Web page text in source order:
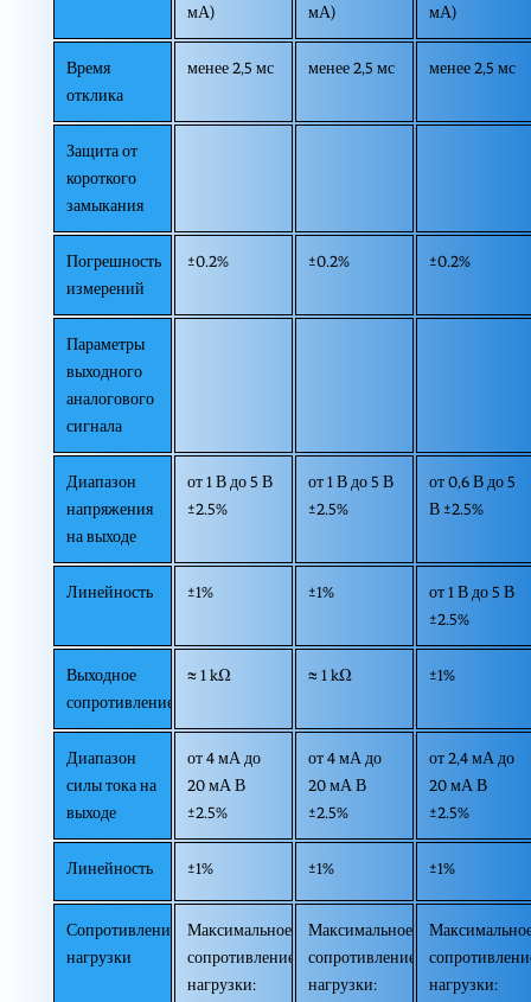
мА)
мА)
мА)
Время
отклика
менее 2,5 мс менее 2,5 мс менее 2,5 мс
Защита от
короткого
замыкания
Погрешность
измерений
±0.2% ±0.2% ±0.2%
Параметры
выходного
аналогового
сигнала
Диапазон
напряжения
на выходе
от 1 В до 5 В
±2.5%
от 1 В до 5 В
±2.5%
от 0,6 В до 5
В ±2.5%
Линейность ±1% ±1%
от 1 В до 5 В
±2.5%
Выходное
сопротивление
≈ 1 kΩ ≈ 1 kΩ ±1%
Диапазон
силы тока на
выходе
от 4 мА до
20 мА В
±2.5%
от 4 мА до
20 мА В
±2.5%
от 2,4 мА до
20 мА В
±2.5%
Линейность ±1% ±1% ±1%
Сопротивление
нагрузки
Максимальное
сопротивление
нагрузки:
Максимальное
сопротивление
нагрузки:
нагрузки: